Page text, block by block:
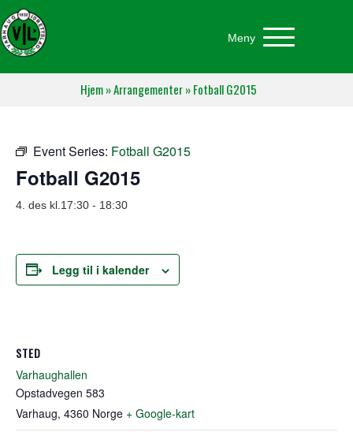
Meny
Hjem»Arrangementer»Fotball G2015
Event Series: Fotball G2015
Fotball G2015
4. des kl.17:30 - 18:30
Legg til i kalender
STED
Varhaughallen
Opstadvegen 583
Varhaug, 4360 Norge + Google-kart